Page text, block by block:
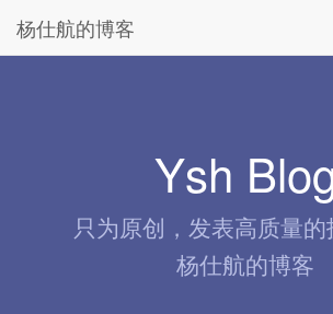
杨仕航的博客
Ysh
只为原创，发表高质量
杨仕航的博客